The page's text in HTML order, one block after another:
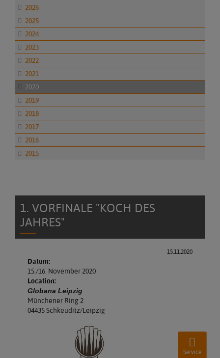
Service
2026
2025
2024
2023
2022
2021
2020
2019
2018
2017
2016
2015
1. VORFINALE "KOCH DES
JAHRES"
15.11.2020
Datum:
15./16. November 2020
Location:
Globana Leipzig
Münchener Ring 2
04435 Schkeuditz/Leipzig